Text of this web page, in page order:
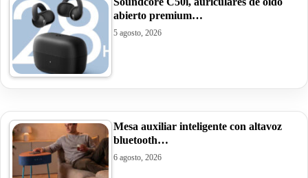
abierto premium…
5 agosto, 2026
Mesa auxiliar inteligente con altavoz
bluetooth…
6 agosto, 2026